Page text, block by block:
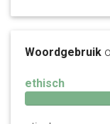
Woordgebruik
ethisch